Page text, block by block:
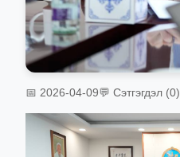
📅 2026-04-09💬 Сэтгэгдэл (0)